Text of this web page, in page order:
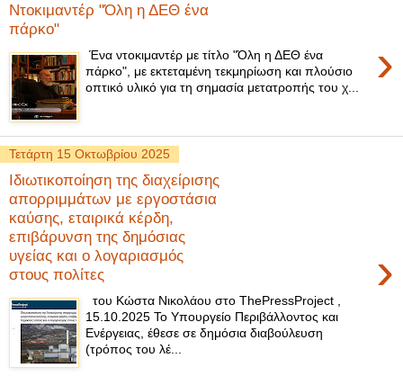
Ντοκιμαντέρ "Όλη η ΔΕΘ ένα
πάρκο"
›
Ένα ντοκιμαντέρ με τίτλο "Όλη η ΔΕΘ ένα
πάρκο", με εκτεταμένη τεκμηρίωση και πλούσιο
οπτικό υλικό για τη σημασία μετατροπής του χ...
Τετάρτη 15 Οκτωβρίου 2025
Ιδιωτικοποίηση της διαχείρισης
απορριμμάτων με εργοστάσια
καύσης, εταιρικά κέρδη,
επιβάρυνση της δημόσιας
υγείας και ο λογαριασμός
στους πολίτες
›
του Κώστα Νικολάου στο ThePressProject ,
15.10.2025 Το Υπουργείο Περιβάλλοντος και
Ενέργειας, έθεσε σε δημόσια διαβούλευση
(τρόπος του λέ...